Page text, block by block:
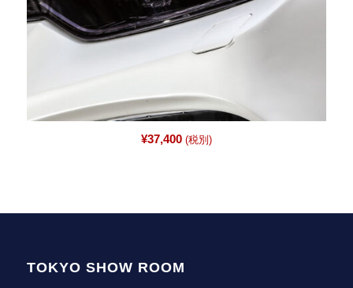
¥37,400(税別)
TOKYO SHOW ROOM